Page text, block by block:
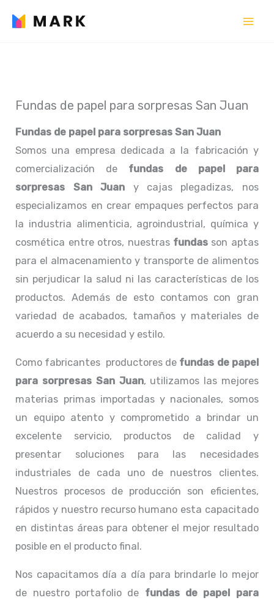
Fundas de papel para sorpresas San Juan
Fundas de papel para sorpresas San Juan
Somos una empresa dedicada a la fabricación y
comercialización de fundas de papel para
sorpresas San Juan y cajas plegadizas, nos
especializamos en crear empaques perfectos para
la industria alimenticia, agroindustrial, química y
cosmética entre otros, nuestras fundasson aptas
para el almacenamiento y transporte de alimentos
sin perjudicar la salud ni las características de los
productos. Además de esto contamos con gran
variedad de acabados, tamaños y materiales de
acuerdo a su necesidad y estilo.
Como fabricantes productores de fundas de papel
para sorpresas San Juan, utilizamos las mejores
materias primas importadas y nacionales, somos
un equipo atento y comprometido a brindar un
excelente servicio, productos de calidad y
presentar soluciones para las necesidades
industriales de cada uno de nuestros clientes.
Nuestros procesos de producción son eficientes,
rápidos y nuestro recurso humano esta capacitado
en distintas áreas para obtener el mejor resultado
posible en el producto final.
Nos capacitamos día a día para brindarle lo mejor
de nuestro portafolio de fundas de papel para